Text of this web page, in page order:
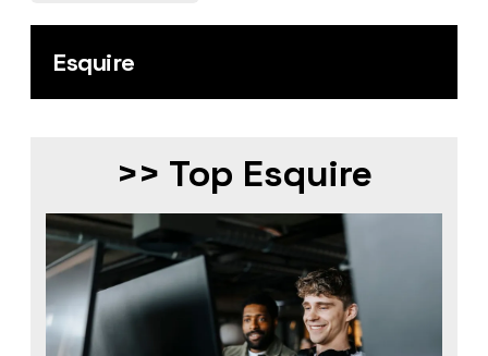
Esquire
>> Top Esquire